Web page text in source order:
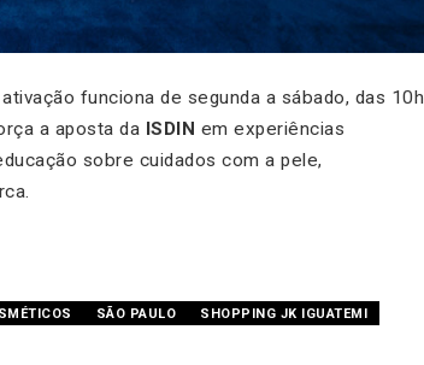
ativação funciona de segunda a sábado, das 10h
a aposta da ISDIN em experiências
sobre cuidados com a pele,
SÃO PAULO
SHOPPING JK IGUATEMI